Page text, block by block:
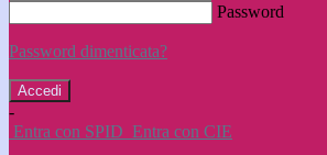
Password
Password dimenticata?
-
Entra con SPID Entra con CIE